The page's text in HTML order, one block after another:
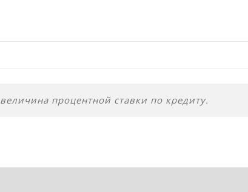
величина процентной ставки по кредиту.